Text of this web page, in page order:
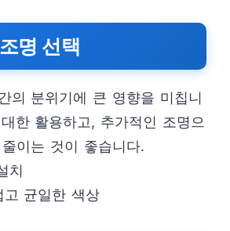
명 선택
의 분위기에 큰 영향을 미칩니
한 활용하고, 추가적인 조명으
이는 것이 좋습니다.
치
균일한 색상